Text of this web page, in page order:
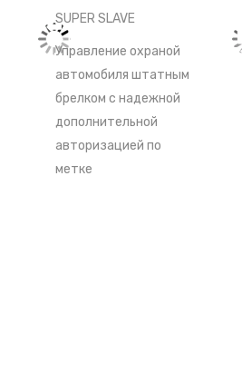
SUPER SLAVE
Управление охраной
автомобиля штатным
брелком с надежной
дополнительной
авторизацией по
метке